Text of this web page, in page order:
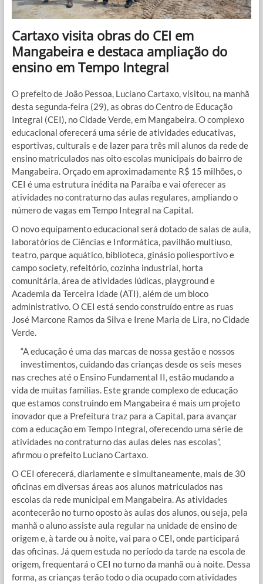
Cartaxo visita obras do CEI em
Mangabeira e destaca ampliação do
ensino em Tempo Integral
O prefeito de João Pessoa, Luciano Cartaxo, visitou, na manhã
desta segunda-feira (29), as obras do Centro de Educação
Integral (CEI), no Cidade Verde, em Mangabeira. O complexo
educacional oferecerá uma série de atividades educativas,
esportivas, culturais e de lazer para três mil alunos da rede de
ensino matriculados nas oito escolas municipais do bairro de
Mangabeira. Orçado em aproximadamente R$ 15 milhões, o
CEI é uma estrutura inédita na Paraíba e vai oferecer as
atividades no contraturno das aulas regulares, ampliando o
número de vagas em Tempo Integral na Capital.
O novo equipamento educacional será dotado de salas de aula,
laboratórios de Ciências e Informática, pavilhão multiuso,
teatro, parque aquático, biblioteca, ginásio poliesportivo e
campo society, refeitório, cozinha industrial, horta
comunitária, área de atividades lúdicas, playground e
Academia da Terceira Idade (ATI), além de um bloco
administrativo. O CEI está sendo construído entre as ruas
José Marcone Ramos da Silva e Irene Maria de Lira, no Cidade
Verde.
“A educação é uma das marcas de nossa gestão e nossos
investimentos, cuidando das crianças desde os seis meses
nas creches até o Ensino Fundamental II, estão mudando a
vida de muitas famílias. Este grande complexo de educação
que estamos construindo em Mangabeira é mais um projeto
inovador que a Prefeitura traz para a Capital, para avançar
com a educação em Tempo Integral, oferecendo uma série de
atividades no contraturno das aulas deles nas escolas”,
afirmou o prefeito Luciano Cartaxo.
O CEI oferecerá, diariamente e simultaneamente, mais de 30
oficinas em diversas áreas aos alunos matriculados nas
escolas da rede municipal em Mangabeira. As atividades
acontecerão no turno oposto às aulas dos alunos, ou seja, pela
manhã o aluno assiste aula regular na unidade de ensino de
origem e, à tarde ou à noite, vai para o CEI, onde participará
das oficinas. Já quem estuda no período da tarde na escola de
origem, frequentará o CEI no turno da manhã ou à noite. Dessa
forma, as crianças terão todo o dia ocupado com atividades